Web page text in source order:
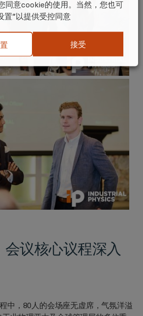
会议核心议程深入
中，80人的会场座无虚席，气氛洋溢
同意cookie的使用。当然，您也可
置”以提供受控同意
接受